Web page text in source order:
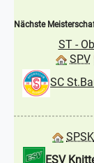
Nächste
ST -
SPV
SC
SPSK
ESV